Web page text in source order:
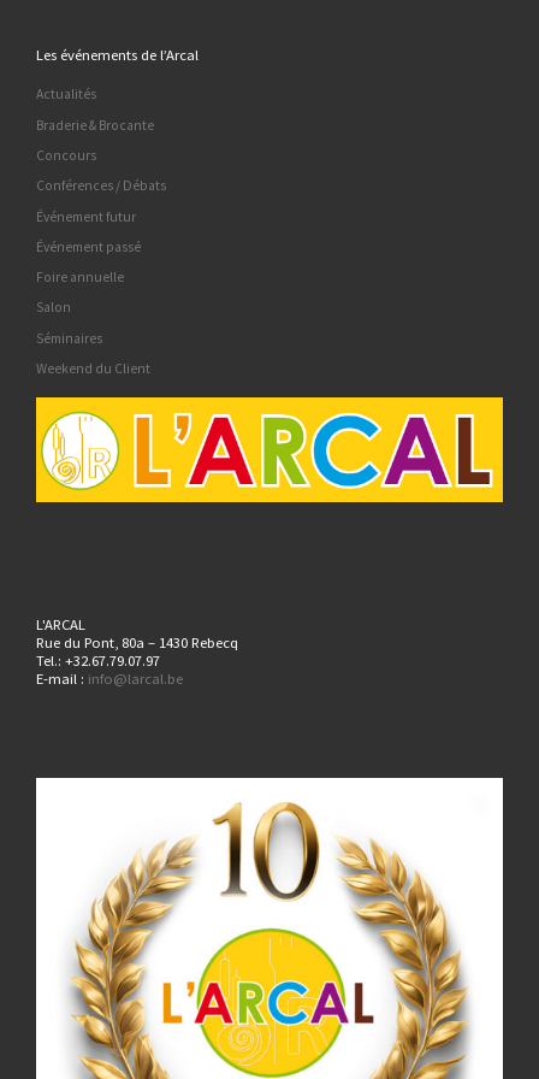
Les événements de l’Arcal
Actualités
Braderie & Brocante
Concours
Conférences / Débats
Événement futur
Événement passé
Foire annuelle
Salon
Séminaires
Weekend du Client
L'ARCAL
Rue du Pont, 80a – 1430 Rebecq
Tel.: +32.67.79.07.97
E-mail : info@larcal.be